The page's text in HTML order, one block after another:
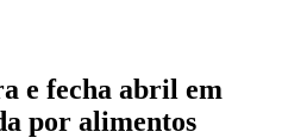
e fecha abril em
por alimentos